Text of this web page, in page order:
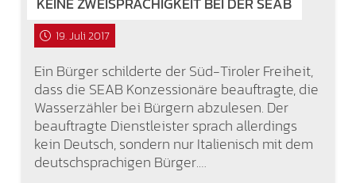
19. Juli 2017
Ein Bürger schilderte der Süd-Tiroler Freiheit,
dass die SEAB Konzessionäre beauftragte, die
Wasserzähler bei Bürgern abzulesen. Der
beauftragte Dienstleister sprach allerdings
kein Deutsch, sondern nur Italienisch mit dem
deutschsprachigen Bürger.…